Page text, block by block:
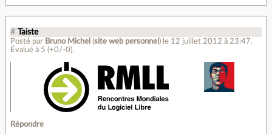
# Taiste
Posté par Bruno Michel (site web personnel ) le 12 juillet 2012 à 23:47.
Évalué à 5 (+0/-0).
Répondre